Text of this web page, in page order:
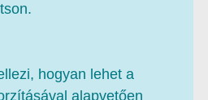
hogyan lehet a
alapvetően